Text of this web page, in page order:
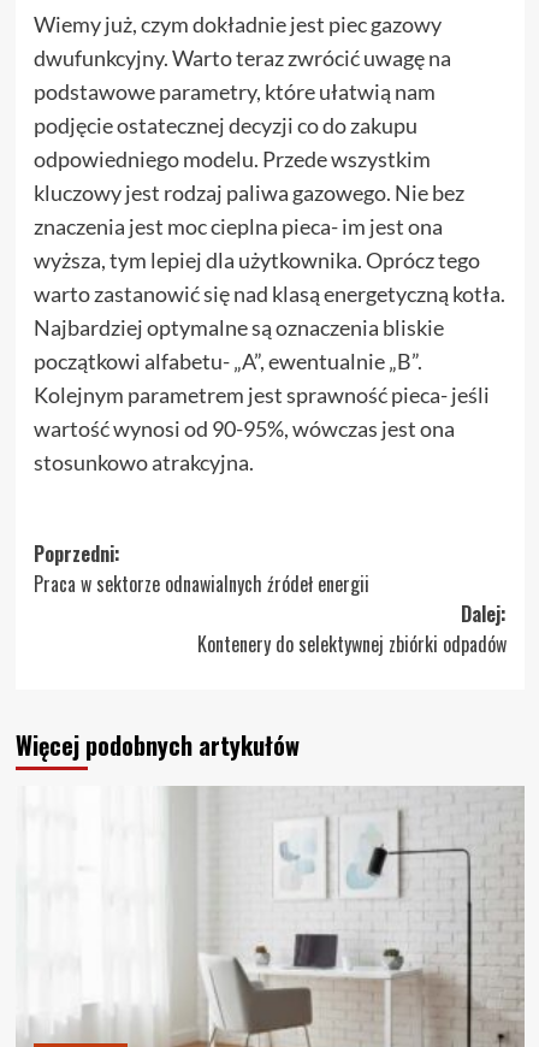
Wiemy już, czym dokładnie jest piec gazowy
dwufunkcyjny. Warto teraz zwrócić uwagę na
podstawowe parametry, które ułatwią nam
podjęcie ostatecznej decyzji co do zakupu
odpowiedniego modelu. Przede wszystkim
kluczowy jest rodzaj paliwa gazowego. Nie bez
znaczenia jest moc cieplna pieca- im jest ona
wyższa, tym lepiej dla użytkownika. Oprócz tego
warto zastanowić się nad klasą energetyczną kotła.
Najbardziej optymalne są oznaczenia bliskie
początkowi alfabetu- „A”, ewentualnie „B”.
Kolejnym parametrem jest sprawność pieca- jeśli
wartość wynosi od 90-95%, wówczas jest ona
stosunkowo atrakcyjna.
Zobacz
wpisy
Poprzedni:
Praca w sektorze odnawialnych źródeł energii
Dalej:
Kontenery do selektywnej zbiórki odpadów
Więcej podobnych artykułów